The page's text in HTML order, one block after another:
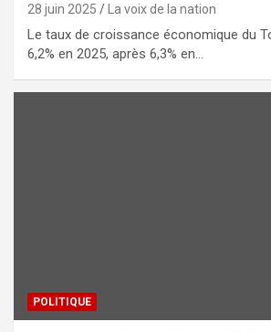
28 juin 2025 La voix de la nation
Le taux de croissance économique du
6,2% en 2025, après 6,3% en…
POLITIQUE